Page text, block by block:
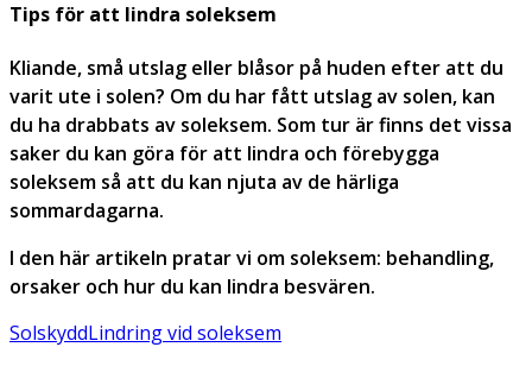
Tips för att lindra soleksem
Kliande, små utslag eller blåsor på huden efter att du
varit ute i solen? Om du har fått utslag av solen, kan
du ha drabbats av soleksem. Som tur är finns det vissa
saker du kan göra för att lindra och förebygga
soleksem så att du kan njuta av de härliga
sommardagarna.
I den här artikeln pratar vi om soleksem: behandling,
orsaker och hur du kan lindra besvären.
SolskyddLindring vid soleksem